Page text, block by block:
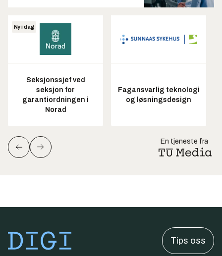
Ny i dag
Seksjonssjef ved
seksjon for
garantiordningen i
Norad
Fagansvarlig teknologi
og løsningsdesign
En tjeneste fra
Tips oss